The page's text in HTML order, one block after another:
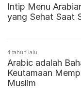
Intip Menu
yang Sehat Saat
4 tahun lalu
Arabic adalah
Keutamaan
Muslim